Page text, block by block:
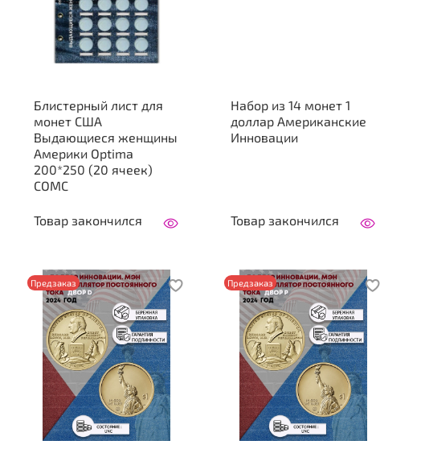
Блистерный лист для
монет США
Выдающиеся женщины
Америки Optima
200*250 (20 ячеек)
СОМС
Товар закончился
Набор из 14 монет 1
доллар Американские
Инновации
Товар закончился
Предзаказ Предзаказ